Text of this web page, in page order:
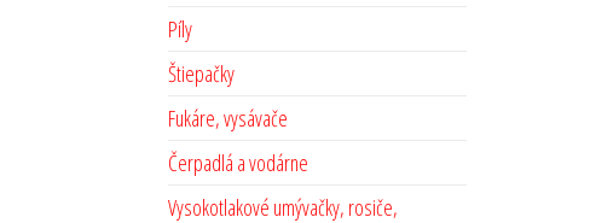
Píly
Štiepačky
Fukáre, vysávače
Čerpadlá a vodárne
Vysokotlakové umývačky, rosiče,